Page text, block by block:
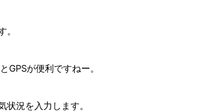
。
GPSが便利ですねー。
状況を入力します。